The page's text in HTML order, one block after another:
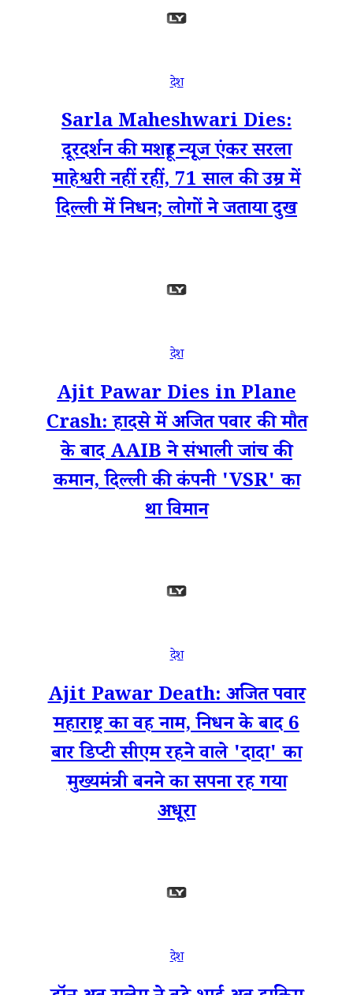
देश
Sarla Maheshwari Dies:
दूरदर्शन की मशहूर न्यूज एंकर सरला
माहेश्वरी नहीं रहीं, 71 साल की उम्र में
दिल्ली में निधन; लोगों ने जताया दुख
देश
Ajit Pawar Dies in Plane
Crash: हादसे में अजित पवार की मौत
के बाद AAIB ने संभाली जांच की
कमान, दिल्ली की कंपनी 'VSR' का
था विमान
देश
Ajit Pawar Death: अजित पवार
महाराष्ट्र का वह नाम, निधन के बाद 6
बार डिप्टी सीएम रहने वाले 'दादा' का
मुख्यमंत्री बनने का सपना रह गया
अधूरा
देश